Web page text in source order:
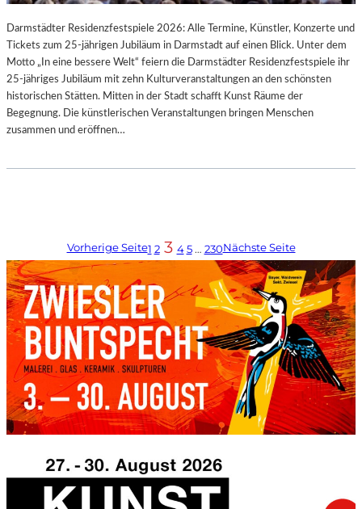
Darmstädter Residenzfestspiele 2026: Alle Termine, Künstler, Konzerte und
Tickets zum 25-jährigen Jubiläum in Darmstadt auf einen Blick. Unter dem
Motto „In eine bessere Welt“ feiern die Darmstädter Residenzfestspiele ihr
25-jähriges Jubiläum mit zehn Kulturveranstaltungen an den schönsten
historischen Stätten. Mitten in der Stadt schafft Kunst Räume der
Begegnung. Die künstlerischen Veranstaltungen bringen Menschen
zusammen und eröffnen…
Vorherige Seite1 2 3 4 5 … 230Nächste Seite